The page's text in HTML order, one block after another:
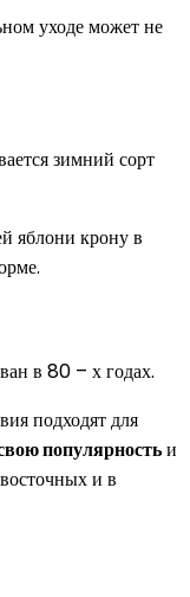
уходе может не
зимний сорт
яблони крону в
в 80 – х годах.
подходят для
популярностьи
и в